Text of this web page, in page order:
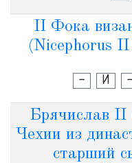
II Фока
(Nicephorus
- И -
Брячислав II
Чехии из
старший